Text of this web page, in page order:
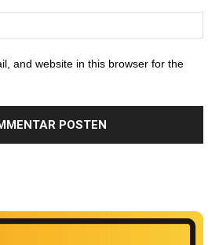
and website in this browser for the